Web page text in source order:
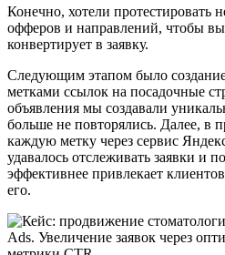
Конечно, хотели протестировать
офферов и направлений, чтобы
конвертирует в заявку.
Следующим этапом было
метками ссылок на посадочные
объявления мы создавали
больше не повторялись. Далее, в
каждую метку через сервис
удавалось отслеживать заявки и
эффективнее привлекает
его.